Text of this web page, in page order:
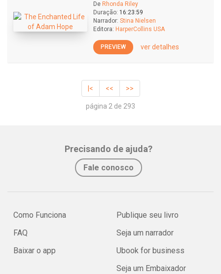
De Rhonda Riley
Duração: 16:23:59
Narrador: Stina Nielsen
Editora: HarperCollins USA
PREVIEW ver detalhes
|< << >>
página 2 de 293
Precisando de ajuda?
Fale conosco
Como Funciona
FAQ
Baixar o app
Publique seu livro
Seja um narrador
Ubook for business
Seja um Embaixador